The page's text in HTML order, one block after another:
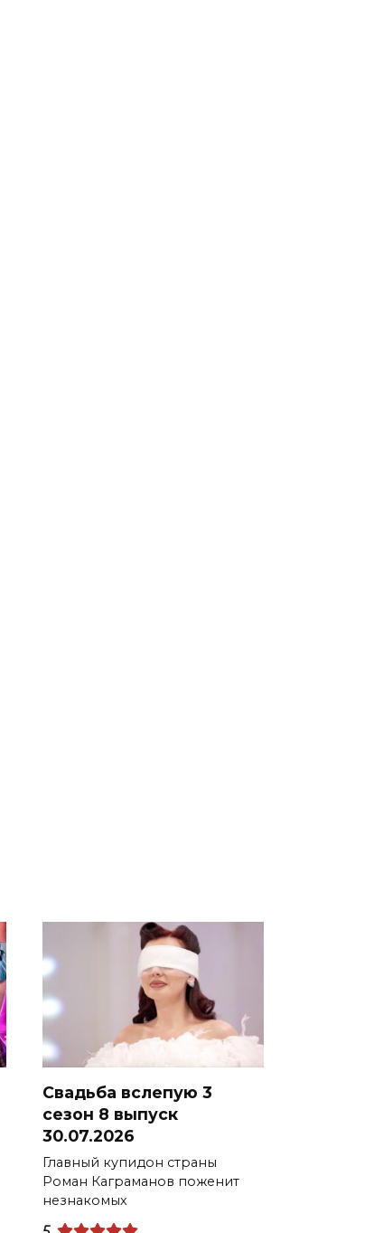
Свадьба вслепую 3
сезон 8 выпуск
30.07.2026
Главный купидон страны
Роман Каграманов поженит
незнакомых